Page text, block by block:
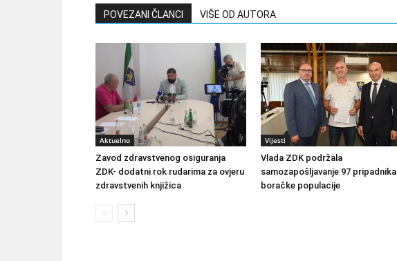
POVEZANI ČLANCI VIŠE OD AUTORA
Aktuelno
Zavod zdravstvenog osiguranja
ZDK- dodatni rok rudarima za ovjeru
zdravstvenih knjižica
Vijesti
Vlada ZDK podržala
samozapošljavanje 97 pripadnika
boračke populacije